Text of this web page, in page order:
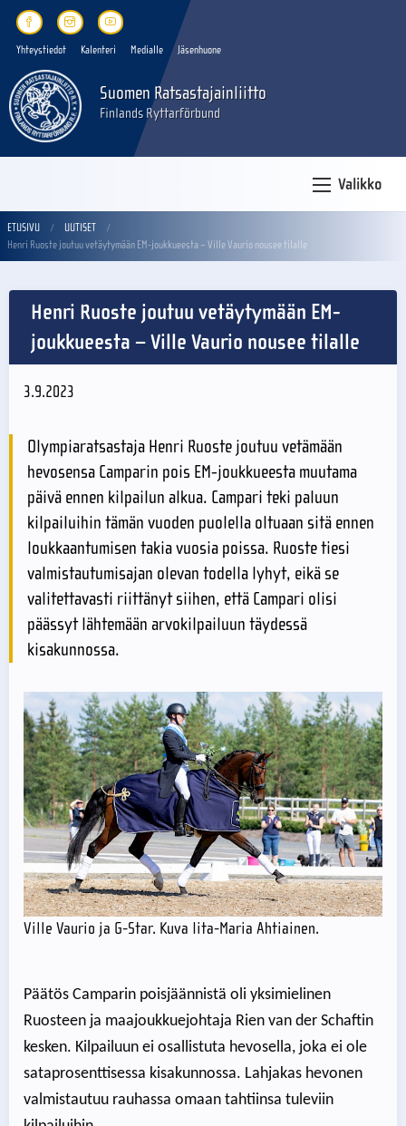
Yhteystiedot Kalenteri Medialle Jäsenhuone
Suomen Ratsastajainliitto
Finlands Ryttarförbund
Valikko
ETUSIVU
UUTISET
Henri Ruoste joutuu vetäytymään EM-joukkueesta – Ville Vaurio nousee tilalle
Henri Ruoste joutuu vetäytymään EM-
joukkueesta – Ville Vaurio nousee tilalle
3.9.2023
Olympiaratsastaja Henri Ruoste joutuu vetämään
hevosensa Camparin pois EM-joukkueesta muutama
päivä ennen kilpailun alkua. Campari teki paluun
kilpailuihin tämän vuoden puolella oltuaan sitä ennen
loukkaantumisen takia vuosia poissa. Ruoste tiesi
valmistautumisajan olevan todella lyhyt, eikä se
valitettavasti riittänyt siihen, että Campari olisi
päässyt lähtemään arvokilpailuun täydessä
kisakunnossa.
Ville Vaurio ja G-Star. Kuva Iita-Maria Ahtiainen.
Päätös Camparin poisjäännistä oli yksimielinen
Ruosteen ja maajoukkuejohtaja Rien van der Schaftin
kesken. Kilpailuun ei osallistuta hevosella, joka ei ole
sataprosenttisessa kisakunnossa. Lahjakas hevonen
valmistautuu rauhassa omaan tahtiinsa tuleviin